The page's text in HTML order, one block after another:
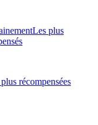
Les plus
récompensées